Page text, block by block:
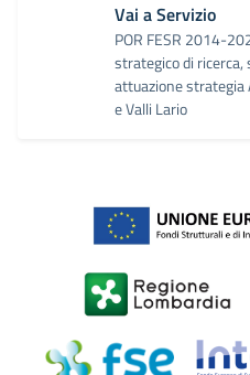
Vai a Servizio
POR FESR 2014-
strategico di ricerca,
attuazione strategia
e Valli Lario